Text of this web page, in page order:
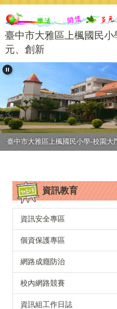
跳
到
主
要
內
容
區
臺中市大雅區上楓國民
元、創新
臺中市大雅區上楓國民小學-校園大
資訊教育
資訊安全專區
個資保護專區
網路成癮防治
校內網路競賽
資訊組工作日誌